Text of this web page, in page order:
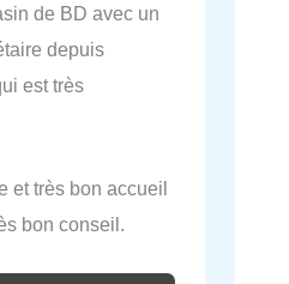
de BD avec un
depuis
est très
et très bon accueil
bon conseil.